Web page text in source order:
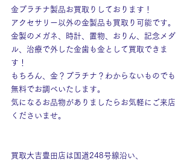
金プラチナ製品お買取りしております！
アクセサリー以外の金製品も買取り可能です。
金製のメガネ、時計、置物、おりん、記念メダ
ル、治療で外した金歯も金として買取できま
す！
もちろん、金？プラチナ？わからないものでも
無料でお調べいたします。
気になるお品物がありましたらお気軽にご来店
くださいませ。
買取大吉豊田店は国道248号線沿い、